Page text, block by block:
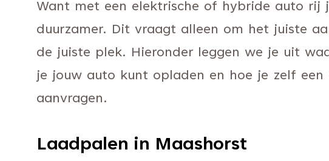
Want met een elektrische of hybride auto rij
duurzamer. Dit vraagt alleen om het juiste
de juiste plek. Hieronder leggen we je uit
je jouw auto kunt opladen en hoe je zelf
aanvragen.
Laadpalen in Maashorst